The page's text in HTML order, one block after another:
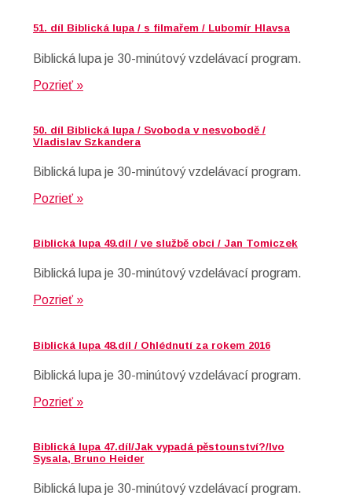
51. díl Biblická lupa / s filmařem / Lubomír Hlavsa
Biblická lupa je 30-minútový vzdelávací program.
Pozrieť »
50. díl Biblická lupa / Svoboda v nesvobodě /
Vladislav Szkandera
Biblická lupa je 30-minútový vzdelávací program.
Pozrieť »
Biblická lupa 49.díl / ve službě obci / Jan Tomiczek
Biblická lupa je 30-minútový vzdelávací program.
Pozrieť »
Biblická lupa 48.díl / Ohlédnutí za rokem 2016
Biblická lupa je 30-minútový vzdelávací program.
Pozrieť »
Biblická lupa 47.díl/Jak vypadá pěstounství?/Ivo
Sysala, Bruno Heider
Biblická lupa je 30-minútový vzdelávací program.